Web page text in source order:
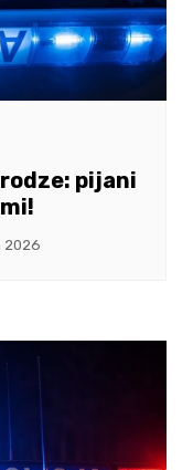
pijani
2026